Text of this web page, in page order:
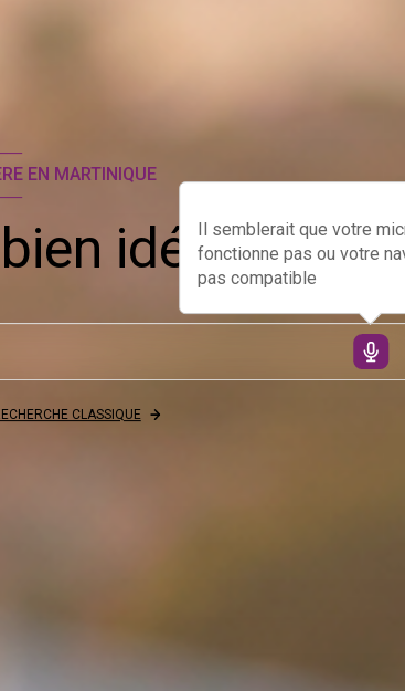
EN MARTINIQUE
idéal !Il semblerait que votre
fonctionne pas ou votre
pas compatible
CLASSIQUE